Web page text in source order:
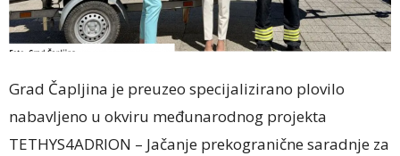
Grad Čapljina je preuzeo specijalizirano plovilo
nabavljeno u okviru međunarodnog projekta
TETHYS4ADRION – Jačanje prekogranične saradnje za